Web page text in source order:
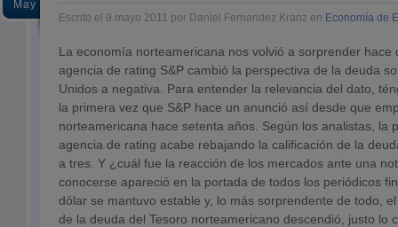
May
Escrito el 9 mayo 2011 por Daniel Fernandez Kranz en Economía de
La economía norteamericana nos volvió a sorprender hace
agencia de rating S&P cambió la perspectiva de la deuda
Unidos a negativa. Para entender la relevancia del dato,
la primera vez que S&P hace un anunció así desde que
norteamericana hace setenta años. Según los analistas, la
agencia de rating acabe rebajando la calificación de la
a tres. Y ¿cuál fue la reacción de los mercados ante una
conocerse apareció en la portada de todos los periódicos
dólar se mantuvo estable y, lo más sorprendente de todo,
de la deuda del Tesoro norteamericano descendió, justo lo